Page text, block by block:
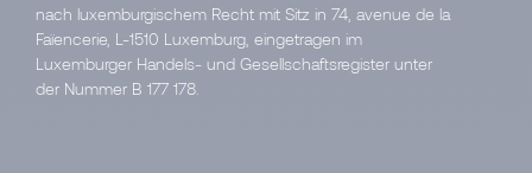
nach luxemburgischem Recht mit Sitz in 74, avenue de la
Faïencerie, L-1510 Luxemburg, eingetragen im
Luxemburger Handels- und Gesellschaftsregister unter
der Nummer B 177 178.